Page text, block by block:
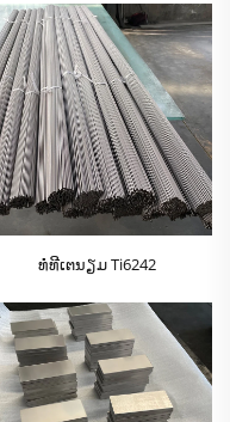
ທໍ່ທີເຕນຽມ Ti6242